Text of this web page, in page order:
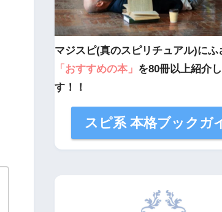
マジスピ(真のスピリチュアル)にふ
「おすすめの本」 を80冊以上紹介
す！！
スピ系 本格ブックガ